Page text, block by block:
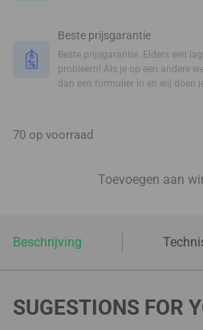
Beste prijsgarantie
Beste prijsgarantie. Elders een
probleem! Als je op een andere
dan een formulier in en wij doen
70 op voorraad
Toevoegen aan
Beschrijving
SUGESTIONS FOR